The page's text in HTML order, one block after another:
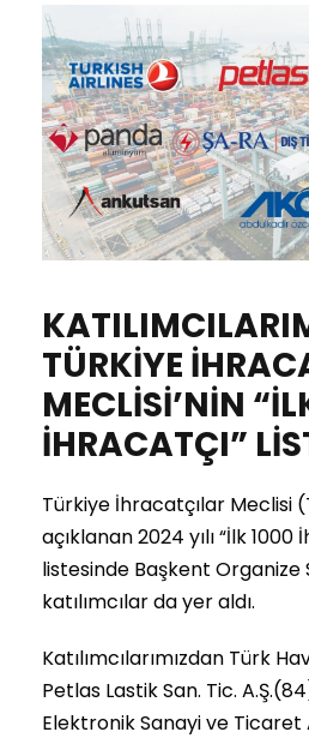
TÜRKİYE
MECLİSİ’NİN
İHRACATÇI”
Türkiye İhracatçılar Meclisi
açıklanan 2024 yılı “İlk 1000
listesinde Başkent Organize
katılımcılar da yer aldı.
Katılımcılarımızdan Türk
Petlas Lastik San. Tic.
Elektronik Sanayi ve Ticaret